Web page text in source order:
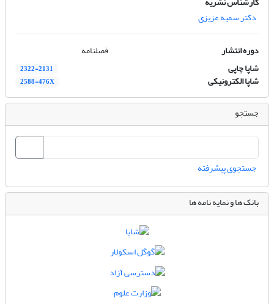
دکتر سمیه عزیزی
دوره انتشار
فصلنامه
شاپا چاپی
2322-2131
شاپا الکترونیکی 2588-476X
جستجو
جستجوی پیشرفته
بانک ها و نمایه نامه ها